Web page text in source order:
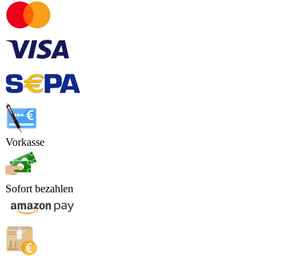
Vorkasse
Sofort bezahlen